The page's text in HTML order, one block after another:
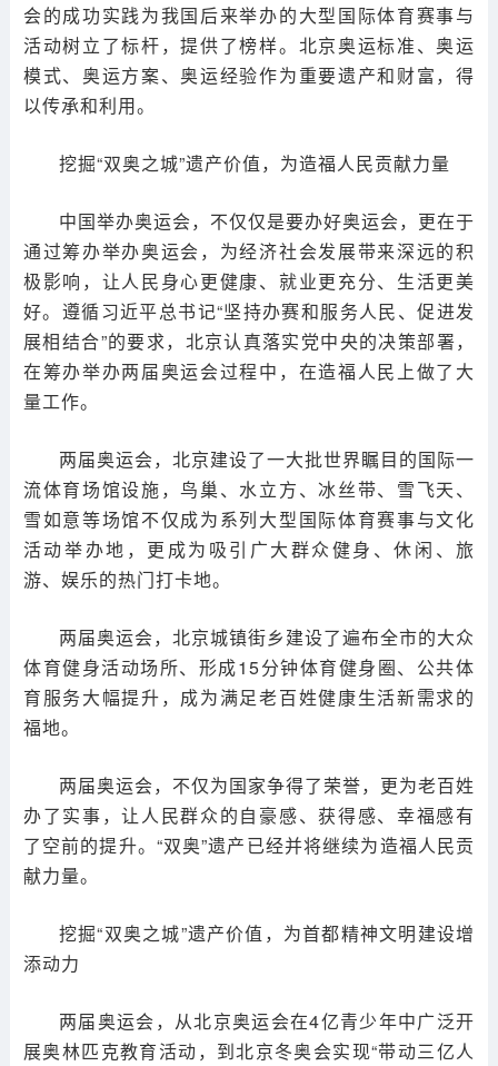
会的成功实践为我国后来举办的大型国际体育赛事与
活动树立了标杆，提供了榜样。北京奥运标准、奥运
模式、奥运方案、奥运经验作为重要遗产和财富，得
以传承和利用。
挖掘“双奥之城”遗产价值，为造福人民贡献力量
中国举办奥运会，不仅仅是要办好奥运会，更在于
通过筹办举办奥运会，为经济社会发展带来深远的积
极影响，让人民身心更健康、就业更充分、生活更美
好。遵循习近平总书记“坚持办赛和服务人民、促进发
展相结合”的要求，北京认真落实党中央的决策部署，
在筹办举办两届奥运会过程中，在造福人民上做了大
量工作。
两届奥运会，北京建设了一大批世界瞩目的国际一
流体育场馆设施，鸟巢、水立方、冰丝带、雪飞天、
雪如意等场馆不仅成为系列大型国际体育赛事与文化
活动举办地，更成为吸引广大群众健身、休闲、旅
游、娱乐的热门打卡地。
两届奥运会，北京城镇街乡建设了遍布全市的大众
体育健身活动场所、形成15分钟体育健身圈、公共体
育服务大幅提升，成为满足老百姓健康生活新需求的
福地。
两届奥运会，不仅为国家争得了荣誉，更为老百姓
办了实事，让人民群众的自豪感、获得感、幸福感有
了空前的提升。“双奥”遗产已经并将继续为造福人民贡
献力量。
挖掘“双奥之城”遗产价值，为首都精神文明建设增
添动力
两届奥运会，从北京奥运会在4亿青少年中广泛开
展奥林匹克教育活动，到北京冬奥会实现“带动三亿人